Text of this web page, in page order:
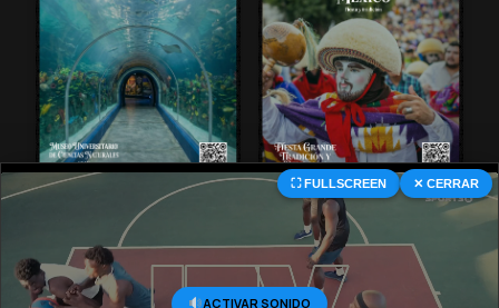
⛶ FULLSCREEN ✕ CERRAR
ACTIVAR SONIDO
© 2026 Central Deportiva MX. All Rights Reserved.